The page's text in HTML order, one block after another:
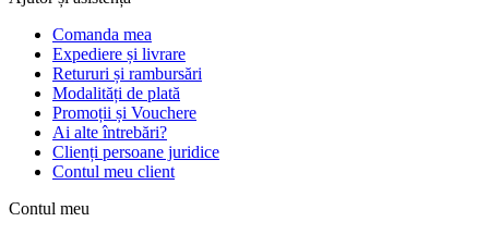
Comanda mea
Expediere și livrare
Retururi și rambursări
Modalități de plată
Promoții și Vouchere
Ai alte întrebări?
Clienți persoane juridice
Contul meu client
Contul meu